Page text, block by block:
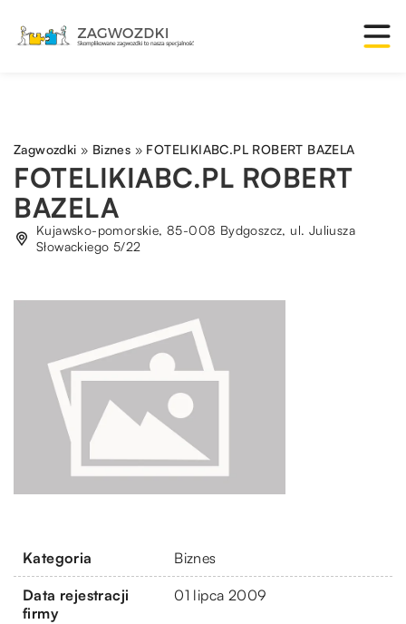
Zagwozdki » Biznes » FOTELIKIABC.PL ROBERT BAZELA
FOTELIKIABC.PL ROBERT
BAZELA
Kujawsko-pomorskie, 85-008 Bydgoszcz, ul. Juliusza
Słowackiego 5/22
Kategoria Biznes
Data rejestracji
firmy
01 lipca 2009